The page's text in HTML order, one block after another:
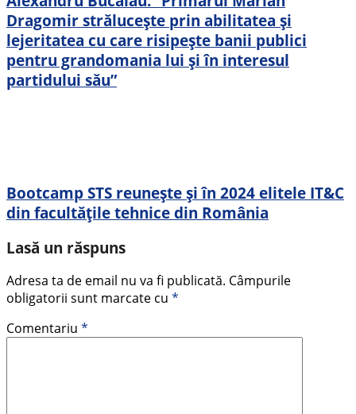
Dragomir străluceşte prin abilitatea şi
lejeritatea cu care risipeşte banii publici
pentru grandomania lui şi în interesul
partidului său”
Bootcamp STS reunește și în 2024 elitele IT&C
din facultățile tehnice din România
Lasă un răspuns
Adresa ta de email nu va fi publicată. Câmpurile
obligatorii sunt marcate cu *
Comentariu *